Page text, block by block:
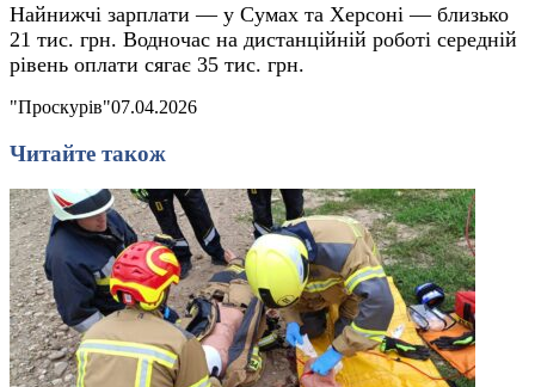
Найнижчі зарплати — у Сумах та Херсоні — близько
21 тис. грн. Водночас на дистанційній роботі середній
рівень оплати сягає 35 тис. грн.
"Проскурів"07.04.2026
Читайте також